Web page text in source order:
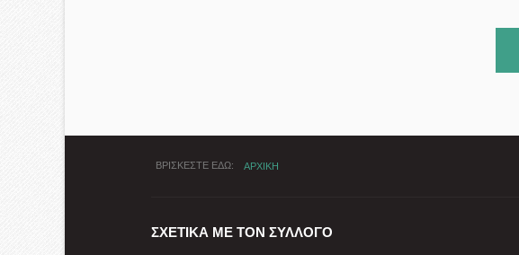
ΒΡΙΣΚΕΣΤΕ ΕΔΩ ΑΡΧΙΚΗ
ΣΧΕΤΙΚΑ ΜΕ ΤΟΝ ΣΥΛΛΟΓΟ